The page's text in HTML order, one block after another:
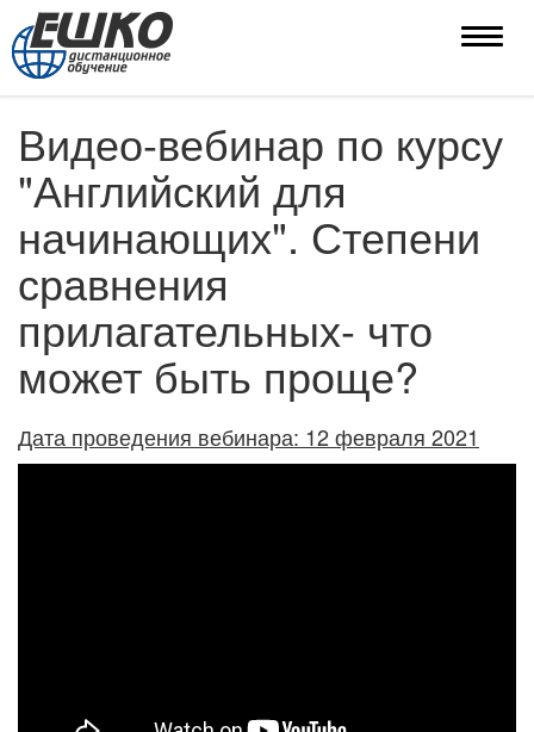
Toggle
Видео-вебинар по курсу
"Английский для
начинающих". Степени
сравнения
прилагательных- что
может быть проще?
Дата проведения вебинара: 12 февраля 2021